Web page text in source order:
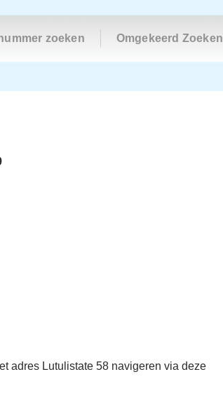
zoeken Omgekeerd Zoeken
adres Lutulistate 58 navigeren via deze